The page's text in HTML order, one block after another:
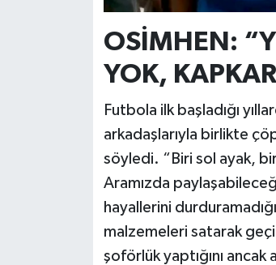
OSİMHEN:
YOK,
Futbola ilk başladığı
arkadaşlarıyla birlikte
söyledi. “Biri sol ayak,
Aramızda
hayallerini
malzemeleri satarak
şoförlük yaptığını